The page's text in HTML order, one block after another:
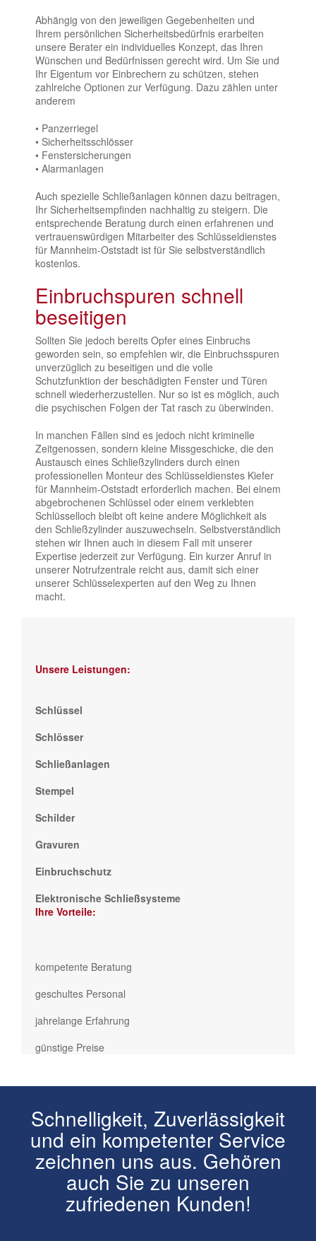
Abhängig von den jeweiligen Gegebenheiten und
Ihrem persönlichen Sicherheitsbedürfnis erarbeiten
unsere Berater ein individuelles Konzept, das Ihren
Wünschen und Bedürfnissen gerecht wird. Um Sie und
Ihr Eigentum vor Einbrechern zu schützen, stehen
zahlreiche Optionen zur Verfügung. Dazu zählen unter
anderem
• Panzerriegel
• Sicherheitsschlösser
• Fenstersicherungen
• Alarmanlagen
Auch spezielle Schließanlagen können dazu beitragen,
Ihr Sicherheitsempfinden nachhaltig zu steigern. Die
entsprechende Beratung durch einen erfahrenen und
vertrauenswürdigen Mitarbeiter des Schlüsseldienstes
für Mannheim-Oststadt ist für Sie selbstverständlich
kostenlos.
Einbruchspuren schnell
beseitigen
Sollten Sie jedoch bereits Opfer eines Einbruchs
geworden sein, so empfehlen wir, die Einbruchsspuren
unverzüglich zu beseitigen und die volle
Schutzfunktion der beschädigten Fenster und Türen
schnell wiederherzustellen. Nur so ist es möglich, auch
die psychischen Folgen der Tat rasch zu überwinden.
In manchen Fällen sind es jedoch nicht kriminelle
Zeitgenossen, sondern kleine Missgeschicke, die den
Austausch eines Schließzylinders durch einen
professionellen Monteur des Schlüsseldienstes Kiefer
für Mannheim-Oststadt erforderlich machen. Bei einem
abgebrochenen Schlüssel oder einem verklebten
Schlüsselloch bleibt oft keine andere Möglichkeit als
den Schließzylinder auszuwechseln. Selbstverständlich
stehen wir Ihnen auch in diesem Fall mit unserer
Expertise jederzeit zur Verfügung. Ein kurzer Anruf in
unserer Notrufzentrale reicht aus, damit sich einer
unserer Schlüsselexperten auf den Weg zu Ihnen
macht.
Unsere Leistungen:
Schlüssel
Schlösser
Schließanlagen
Stempel
Schilder
Gravuren
Einbruchschutz
Elektronische Schließsysteme
Ihre Vorteile:
kompetente Beratung
geschultes Personal
jahrelange Erfahrung
günstige Preise
Schnelligkeit, Zuverlässigkeit
und ein kompetenter Service
zeichnen uns aus. Gehören
auch Sie zu unseren
zufriedenen Kunden!